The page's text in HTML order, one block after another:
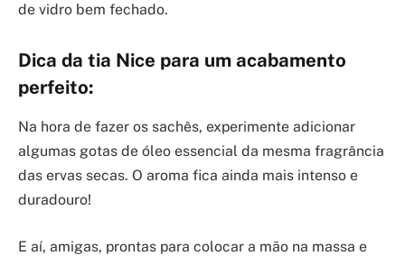
de vidro bem fechado.
Dica da tia Nice para um acabamento
perfeito:
Na hora de fazer os sachês, experimente adicionar
algumas gotas de óleo essencial da mesma fragrância
das ervas secas. O aroma fica ainda mais intenso e
duradouro!
E aí, amigas, prontas para colocar a mão na massa e